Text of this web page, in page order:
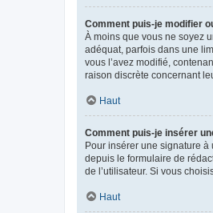
Comment puis-je modifier
À moins que vous ne soyez
adéquat, parfois dans une
vous l’avez modifié,
raison discrète concernant
Haut
Comment puis-je insérer
Pour insérer une signature à
depuis le formulaire de
de l’utilisateur. Si vous
Haut